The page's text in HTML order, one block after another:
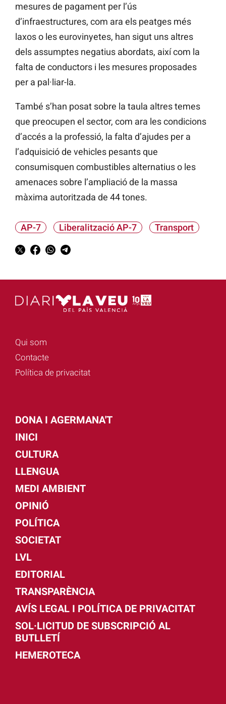
mesures de pagament per l’ús
d’infraestructures, com ara els peatges més
laxoso les eurovinyetes, han sigut uns altres
dels assumptes negatius abordats, així com la
falta de conductors i les mesures proposades
per a pal·liar-la.
També s’han posat sobre la taula altres temes
que preocupen el sector, com ara les condicions
d’accés a la professió, la falta d’ajudes per a
l’adquisició de vehicles pesants que
consumisquen combustibles alternatius o les
amenaces sobre l’ampliació de la massa
màxima autoritzada de 44 tones.
AP-7 Liberalització AP-7 Transport
Qui som
Contacte
Política de privacitat
DONA I AGERMANA'T
INICI
CULTURA
LLENGUA
MEDI AMBIENT
OPINIÓ
POLÍTICA
SOCIETAT
LVL
EDITORIAL
TRANSPARÈNCIA
AVÍS LEGAL I POLÍTICA DE PRIVACITAT
SOL·LICITUD DE SUBSCRIPCIÓ AL
BUTLLETÍ
HEMEROTECA